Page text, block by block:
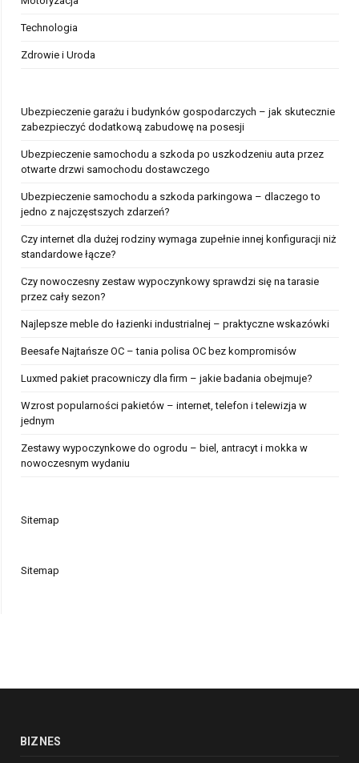
Technologia
Zdrowie i Uroda
Ubezpieczenie garażu i budynków gospodarczych – jak skutecznie
zabezpieczyć dodatkową zabudowę na posesji
Ubezpieczenie samochodu a szkoda po uszkodzeniu auta przez
otwarte drzwi samochodu dostawczego
Ubezpieczenie samochodu a szkoda parkingowa – dlaczego to
jedno z najczęstszych zdarzeń?
Czy internet dla dużej rodziny wymaga zupełnie innej konfiguracji niż
standardowe łącze?
Czy nowoczesny zestaw wypoczynkowy sprawdzi się na tarasie
przez cały sezon?
Najlepsze meble do łazienki industrialnej – praktyczne wskazówki
Beesafe Najtańsze OC – tania polisa OC bez kompromisów
Luxmed pakiet pracowniczy dla firm – jakie badania obejmuje?
Wzrost popularności pakietów – internet, telefon i telewizja w
jednym
Zestawy wypoczynkowe do ogrodu – biel, antracyt i mokka w
nowoczesnym wydaniu
Sitemap
Sitemap
BIZNES